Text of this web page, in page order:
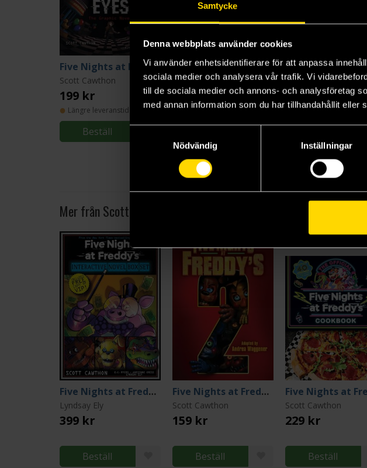
Samtycke
Denna webbplats använder cookies
Vi använder enhetsidentifierare för att anpassa
sociala medier och analysera vår trafik. Vi
till de sociala medier och annons- och analysföretag
med annan information som du har tillhandahållit
Nödvändig
Inställningar
Five Nights at Freddy's: The Silver Eyes Graphic Novel
Scott Cawthon
199 kr
Längre leveranstid
Beställ
Five Nights at Freddy's: The Twisted Ones Graphic Novel
Scott Cawthon
199 kr
Längre leveranstid
Mer från Scott Cawthon
Five Nights at Freddy's: Interactive Novels Box Set
Lyndsay Ely
399 kr
Beställ
Five Nights at Freddy's: The Official Movie Novel 2
Scott Cawthon
159 kr
Beställ
Scott Cawthon
229 kr
Beställ